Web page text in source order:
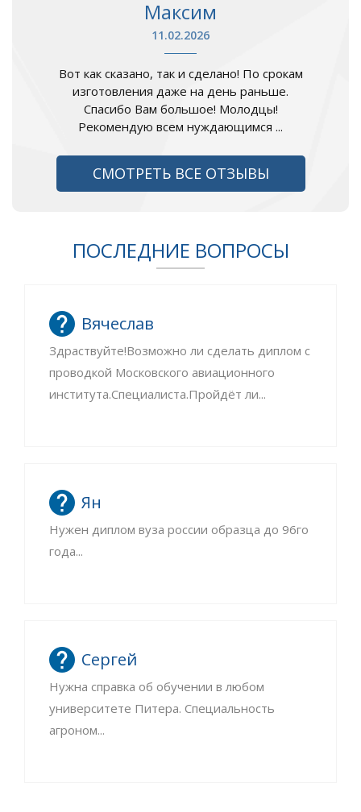
Максим
11.02.2026
Вот как сказано, так и сделано! По срокам
изготовления даже на день раньше.
Спасибо Вам большое! Молодцы!
Рекомендую всем нуждающимся ...
СМОТРЕТЬ ВСЕ ОТЗЫВЫ
ПОСЛЕДНИЕ ВОПРОСЫ
Вячеслав
Здраствуйте!Возможно ли сделать диплом с
проводкой Московского авиационного
института.Специалиста.Пройдёт ли...
Ян
Нужен диплом вуза россии образца до 96го
года...
Сергей
Нужна справка об обучении в любом
университете Питера. Специальность
агроном...